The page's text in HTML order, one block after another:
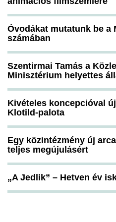
Óvodákat mutatunk be a
számában
Szentirmai Tamás a
Minisztérium helyettes
Kivételes koncepcióval
Klotild-palota
Egy közintézmény új
teljes megújulásért
„A Jedlik” – Hetven év